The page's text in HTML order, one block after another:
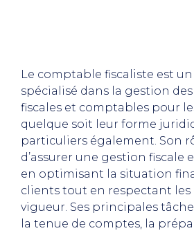
Le comptable fiscaliste est
spécialisé dans la gestion
fiscales et comptables pour
quelque soit leur forme
particuliers également. Son
d’assurer une gestion fiscale
en optimisant la situation
clients tout en respectant les
vigueur. Ses principales
la tenue de comptes, la